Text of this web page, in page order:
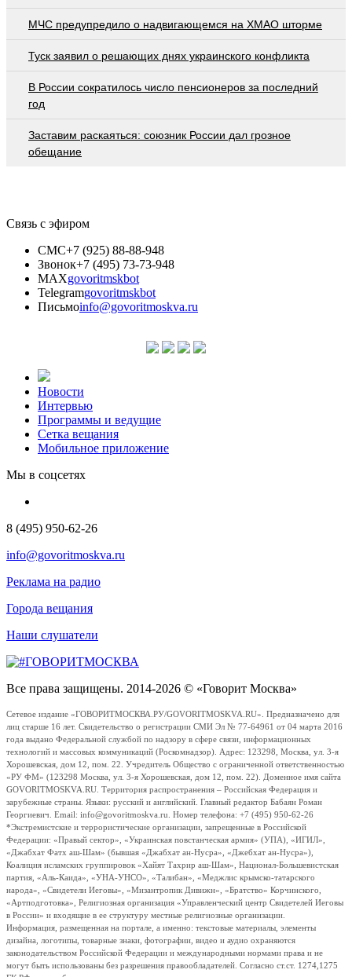
МЧС предупредило о надвигающемся на ХМАО шторме
Туск заявил о решающих днях украинского конфликта
В России сократилось число пенсионеров за последний
год
Заставим раскаяться: союзник России дал грозное
обещание
Связь с эфиром
СМС+7 (925) 88-88-948
Звонок+7 (495) 73-73-948
MAXgovoritmskbot
Telegramgovoritmskbot
Письмоinfo@govoritmoskva.ru
Новости
Интервью
Программы и ведущие
Сетка вещания
Мобильное приложение
Мы в соцсетях
8 (495) 950-62-26
info@govoritmoskva.ru
Реклама на радио
Города вещания
Наши слушатели
Все права защищены. 2014-2026 © «Говорит Москва»
Сетевое издание «ГОВОРИТМОСКВА.РУ/GOVORITMOSKVA.RU». Предназначено для
лиц старше 16 лет. Свидетельство о регистрации СМИ Эл № 77-64961 от 04 марта 2016
года выдано Федеральной службой по надзору в сфере связи, информационных
технологий и массовых коммуникаций (Роскомнадзор). Адрес: 123298, Москва, ул. 3-я
Хорошевская, дом 12, пом. 22. Учредитель Общество с ограниченной ответственностью
«РУ ФМ» (123298 Москва, ул. 3-я Хорошевская, дом 12, пом. 22). Доменное имя сайта
GOVORITMOSKVA.RU. Территория распространения – Российская Федерация и
зарубежные страны. Языки: русский и английский. Главный редактор Бабаян Роман
Георгиевич. Email: info@govoritmoskva.ru. Номер телефона: +7 (495) 950-62-26
*Экстремистские и террористические организации, запрещенные в Российской
Федерации: «Правый сектор», «Украинская повстанческая армия» (УПА), «ИГИЛ»,
«Джабхат Фатх аш-Шам» (бывшая «Джабхат ан-Нусра», «Джебхат ан-Нусра»),
Коалиция исламских группировок «Хайят Тахрир аш-Шам», Национал-Большевистская
партия, «Аль-Каида», «УНА-УНСО», «Талибан», «Меджлис крымско-татарского
народа», «Свидетели Иеговы», «Мизантропик Дивижн», «Братство» Корчинского,
«Артподготовка», Религиозная организация «Управленческий центр Свидетелей Иеговы
в России» и входящие в ее структуру местные религиозные организации.
Информация, размещенная на портале, а именно: текстовые материалы, элементы
дизайна, логотипы, товарные знаки, фотографии, видео и аудио охраняются
законодательством Российской Федерации и международными нормами права и не
могут быть использованы без разрешения правообладателей. Согласно ст.ст. 1274,1275